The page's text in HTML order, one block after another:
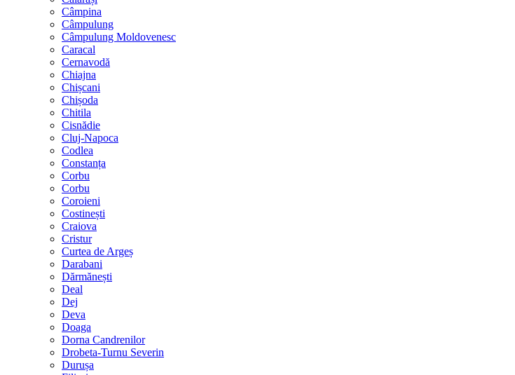
Câmpina
Câmpulung
Câmpulung Moldovenesc
Caracal
Cernavodă
Chiajna
Chișcani
Chișoda
Chitila
Cisnădie
Cluj-Napoca
Codlea
Constanța
Corbu
Corbu
Coroieni
Costinești
Craiova
Cristur
Curtea de Argeș
Darabani
Dărmănești
Deal
Dej
Deva
Doaga
Dorna Candrenilor
Drobeta-Turnu Severin
Durușa